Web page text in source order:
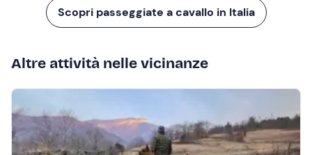
Scopri passeggiate a cavallo in Italia
Altre attività nelle vicinanze